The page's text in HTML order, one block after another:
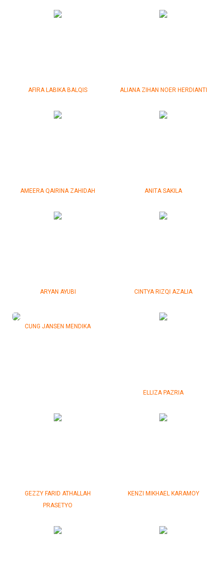
AFIRA LABIKA BALQIS ALIANA ZIHAN NOER HERDIANTI
AMEERA QAIRINA ZAHIDAH ANITA SAKILA
ARYAN AYUBI CINTYA RIZQI AZALIA
CUNG JANSEN MENDIKA
ELLIZA PAZRIA
GEZZY FARID ATHALLAH
PRASETYO
KENZI MIKHAEL KARAMOY